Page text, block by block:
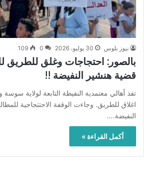
نيوز بلوس 30 يوليو، 2026 0
109
بالصور: احتجاجات وغلق للطريق
قضية هنشير النفيضة !!
تفذ أهالي معتمدية النفيظة التابعة لولاية سوسة
اغلاق للطريق. وجاءت الوقفة الاحتتجاجية
النفيضة.…
أكمل القراءة »